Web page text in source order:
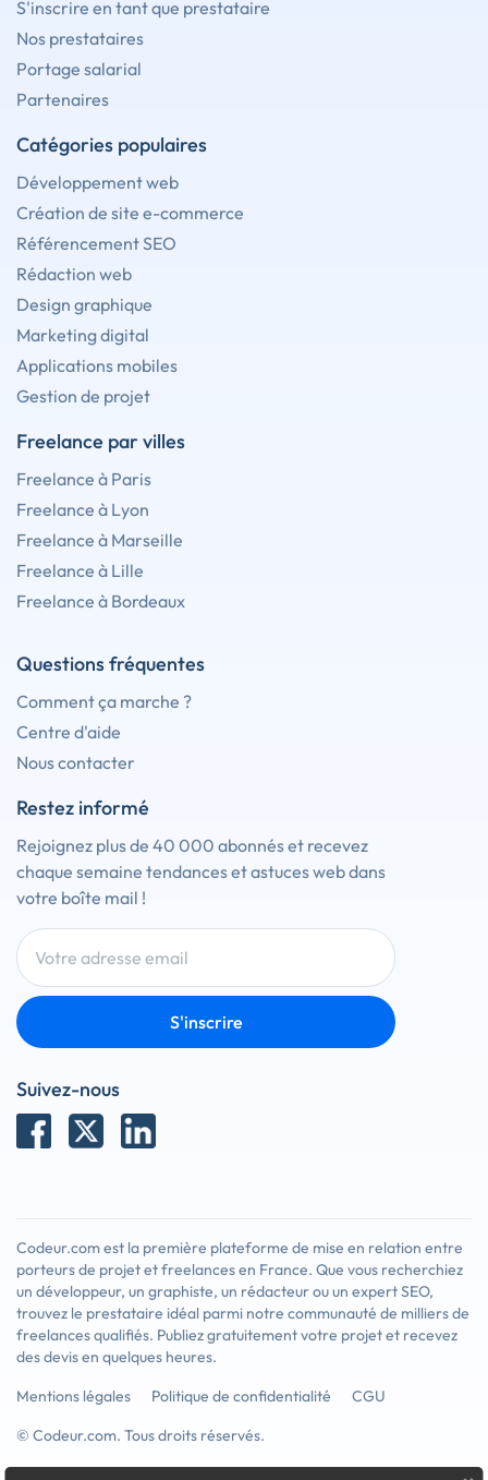
S'inscrire en tant que prestataire
Nos prestataires
Portage salarial
Partenaires
Catégories populaires
Développement web
Création de site e-commerce
Référencement SEO
Rédaction web
Design graphique
Marketing digital
Applications mobiles
Gestion de projet
Freelance par villes
Freelance à Paris
Freelance à Lyon
Freelance à Marseille
Freelance à Lille
Freelance à Bordeaux
Questions fréquentes
Comment ça marche ?
Centre d'aide
Nous contacter
Restez informé
Rejoignez plus de 40 000 abonnés et recevez
chaque semaine tendances et astuces web dans
votre boîte mail !
S'inscrire
Suivez-nous
Codeur.com est la première plateforme de mise en relation entre
porteurs de projet et freelances en France. Que vous recherchiez
un développeur, un graphiste, un rédacteur ou un expert SEO,
trouvez le prestataire idéal parmi notre communauté de milliers de
freelances qualifiés. Publiez gratuitement votre projet et recevez
des devis en quelques heures.
Mentions légales
Politique de confidentialité
CGU
© Codeur.com. Tous droits réservés.